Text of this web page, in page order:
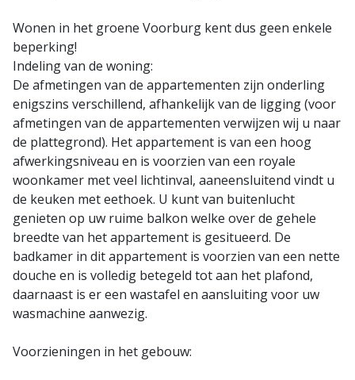
Wonen in het groene Voorburg kent dus geen enkele
beperking!
Indeling van de woning:
De afmetingen van de appartementen zijn onderling
enigszins verschillend, afhankelijk van de ligging (voor
afmetingen van de appartementen verwijzen wij u naar
de plattegrond). Het appartement is van een hoog
afwerkingsniveau en is voorzien van een royale
woonkamer met veel lichtinval, aaneensluitend vindt u
de keuken met eethoek. U kunt van buitenlucht
genieten op uw ruime balkon welke over de gehele
breedte van het appartement is gesitueerd. De
badkamer in dit appartement is voorzien van een nette
douche en is volledig betegeld tot aan het plafond,
daarnaast is er een wastafel en aansluiting voor uw
wasmachine aanwezig.
Voorzieningen in het gebouw: